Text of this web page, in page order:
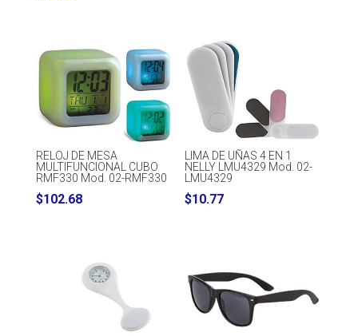
RELOJ DE MESA
MULTIFUNCIONAL CUBO
RMF330 Mod. 02-RMF330
$102.68
LIMA DE UÑAS 4 EN 1
NELLY LMU4329 Mod. 02-
LMU4329
$10.77